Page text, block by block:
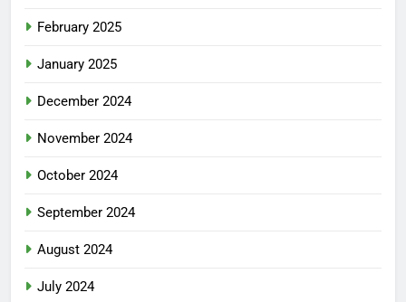
February 2025
January 2025
December 2024
November 2024
October 2024
September 2024
August 2024
July 2024